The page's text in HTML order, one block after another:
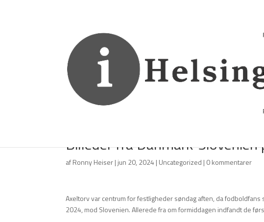
Billeder fra Danmark-Slovenien
afRonny Heiser| jun 20, 2024 | Uncategorized | 0 kommentarer
Axeltorv var centrum for festligheder søndag aften, da
2024, mod Slovenien. Allerede fra om formiddagen indfandt de